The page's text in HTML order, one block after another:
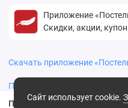
Сайт использует cookie.
Приложение
Скидки, акции,
Скачать приложение
Политика